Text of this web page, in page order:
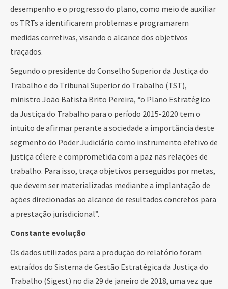
desempenho e o progresso do plano, como meio de auxiliar
os TRTs a identificarem problemas e programarem
medidas corretivas, visando o alcance dos objetivos
traçados.
Segundo o presidente do Conselho Superior da Justiça do
Trabalho e do Tribunal Superior do Trabalho (TST),
ministro João Batista Brito Pereira, “o Plano Estratégico
da Justiça do Trabalho para o período 2015-2020 tem o
intuito de afirmar perante a sociedade a importância deste
segmento do Poder Judiciário como instrumento efetivo de
justiça célere e comprometida com a paz nas relações de
trabalho. Para isso, traça objetivos perseguidos por metas,
que devem ser materializadas mediante a implantação de
ações direcionadas ao alcance de resultados concretos para
a prestação jurisdicional”.
Constante evolução
Os dados utilizados para a produção do relatório foram
extraídos do Sistema de Gestão Estratégica da Justiça do
Trabalho (Sigest) no dia 29 de janeiro de 2018, uma vez que